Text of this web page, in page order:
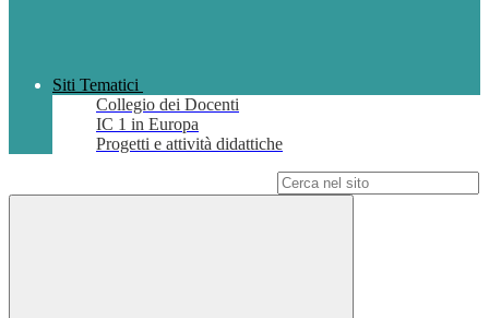
Siti Tematici
Collegio dei Docenti
IC 1 in Europa
Progetti e attività didattiche